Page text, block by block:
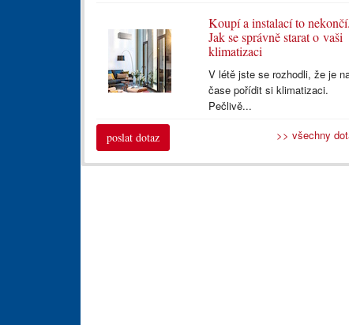
Koupí a instalací to nekončí.
Jak se správně starat o vaši
klimatizaci
V létě jste se rozhodli, že je
čase pořídit si klimatizaci.
Pečlivě...
poslat dotaz >> všechny